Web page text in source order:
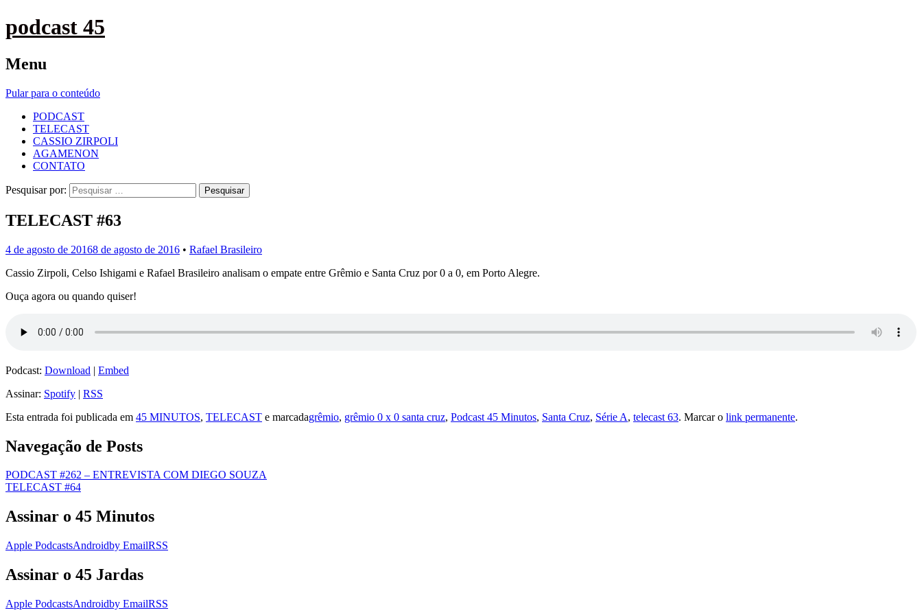
podcast 45
Menu
Pular para o conteúdo
PODCAST
TELECAST
CASSIO ZIRPOLI
AGAMENON
CONTATO
Pesquisar por:
TELECAST #63
4 de agosto de 20168 de agosto de 2016 • Rafael Brasileiro
Cassio Zirpoli, Celso Ishigami e Rafael Brasileiro analisam o empate entre Grêmio e Santa Cruz por 0 a 0, em Porto Alegre.
Ouça agora ou quando quiser!
Podcast: Download | Embed
Assinar: Spotify | RSS
Esta entrada foi publicada em 45 MINUTOS, TELECAST e marcadagrêmio, grêmio 0 x 0 santa cruz, Podcast 45 Minutos, Santa Cruz, Série A, telecast 63. Marcar o link permanente.
Navegação de Posts
PODCAST #262 – ENTREVISTA COM DIEGO SOUZA
TELECAST #64
Assinar o 45 Minutos
Apple PodcastsAndroidby EmailRSS
Assinar o 45 Jardas
Apple PodcastsAndroidby EmailRSS